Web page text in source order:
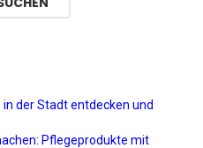
der Stadt entdecken und
Pflegeprodukte mit